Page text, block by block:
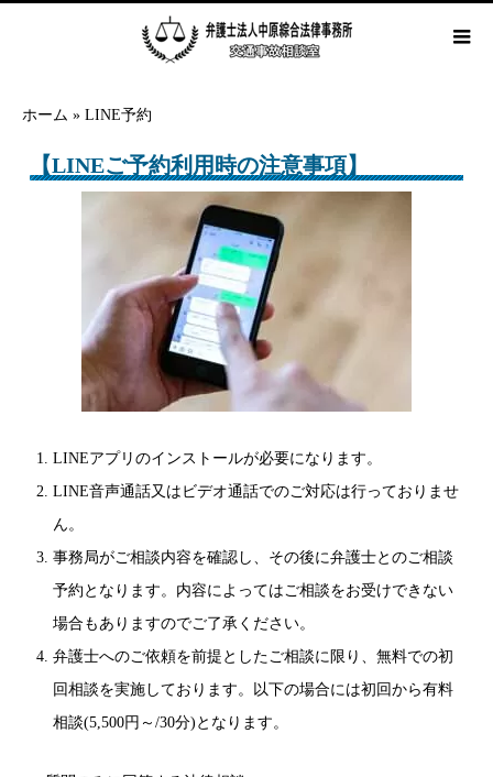
ホーム » LINE予約
【LINEご予約利用時の注意事項】
LINEアプリのインストールが必要になります。
LINE音声通話又はビデオ通話でのご対応は行っておりませ
ん。
事務局がご相談内容を確認し、その後に弁護士とのご相談
予約となります。内容によってはご相談をお受けできない
場合もありますのでご了承ください。
弁護士へのご依頼を前提としたご相談に限り、無料での初
回相談を実施しております。以下の場合には初回から有料
相談(5,500円～/30分)となります。